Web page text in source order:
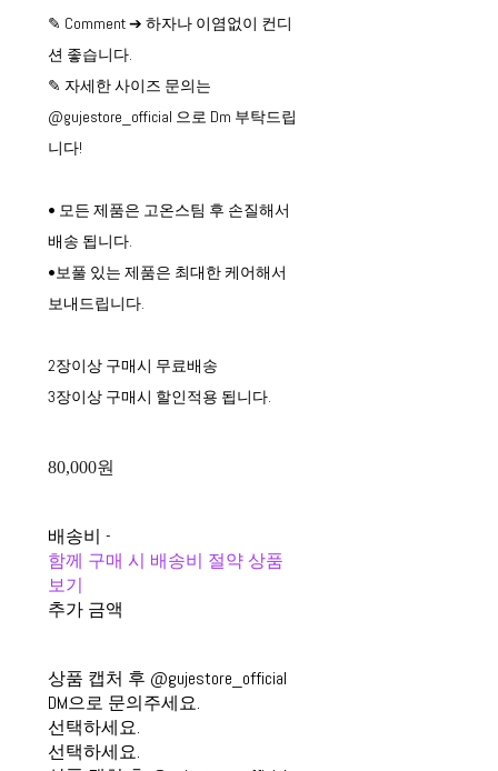
✎ Comment ➔ 하자나 이염없이 컨디
션 좋습니다.
✎ 자세한 사이즈 문의는
@gujestore_official 으로 Dm 부탁드립
니다!
• 모든 제품은 고온스팀 후 손질해서
배송 됩니다.
•보풀 있는 제품은 최대한 케어해서
보내드립니다.
2장이상 구매시 무료배송
3장이상 구매시 할인적용 됩니다.
80,000원
배송비 -
함께 구매 시 배송비 절약 상품
보기
추가 금액
상품 캡처 후 @gujestore_official
DM으로 문의주세요.
선택하세요.
선택하세요.